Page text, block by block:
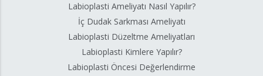
Labioplasti Ameliyatı Nasıl Yapılır?
İç Dudak Sarkması Ameliyatı
Labioplasti Düzeltme Ameliyatları
Labioplasti Kimlere Yapılır?
Labioplasti Öncesi Değerlendirme